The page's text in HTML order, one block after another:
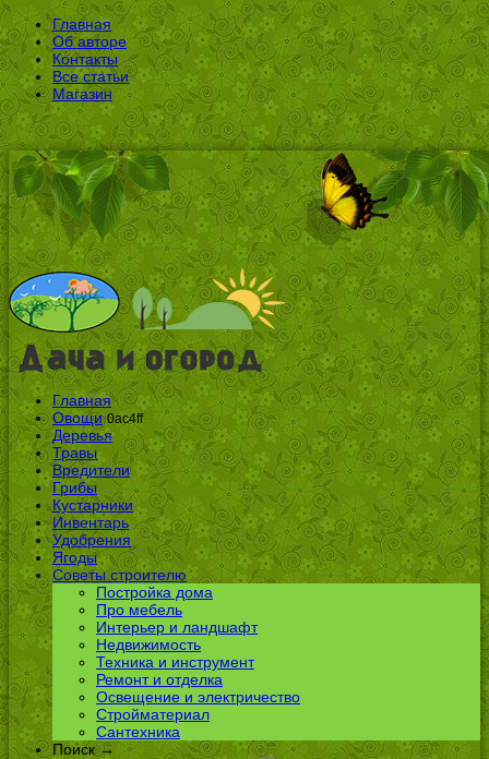
Главная
Об авторе
Контакты
Все статьи
Магазин
Главная
Овощи 0ac4ff
Деревья
Травы
Вредители
Грибы
Кустарники
Инвентарь
Удобрения
Ягоды
Советы строителю
Постройка дома
Про мебель
Интерьер и ландшафт
Недвижимость
Техника и инструмент
Ремонт и отделка
Освещение и электричество
Стройматериал
Сантехника
Поиск →